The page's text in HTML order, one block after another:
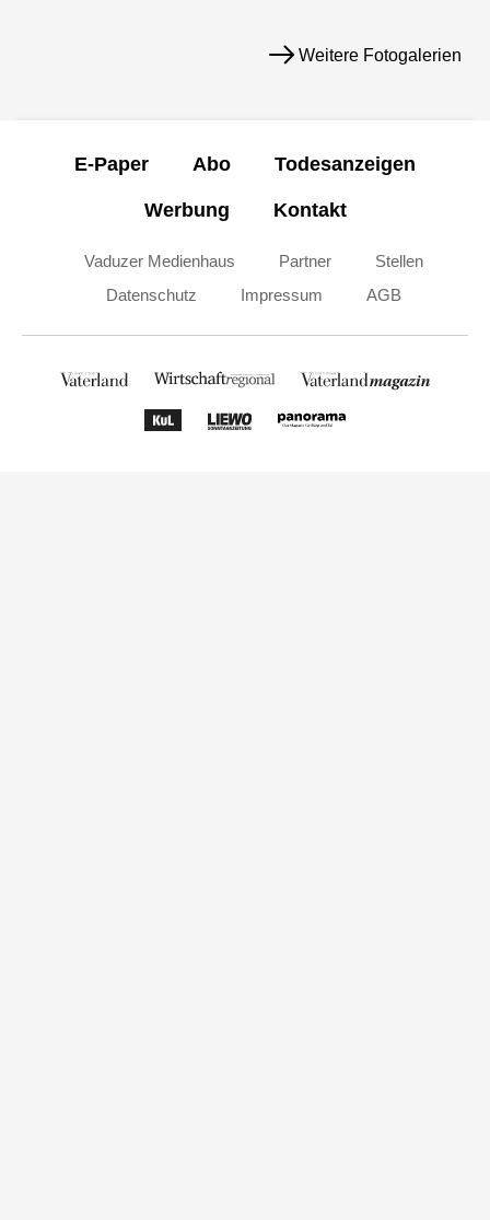
Weitere Fotogalerien
E-Paper Abo Todesanzeigen
Werbung Kontakt
Vaduzer Medienhaus Partner
Stellen
Datenschutz
Impressum AGB